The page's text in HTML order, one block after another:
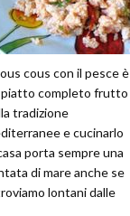
cous con il pesce è
completo frutto
tradizione
e cucinarlo
porta sempre una
di mare anche se
lontani dalle